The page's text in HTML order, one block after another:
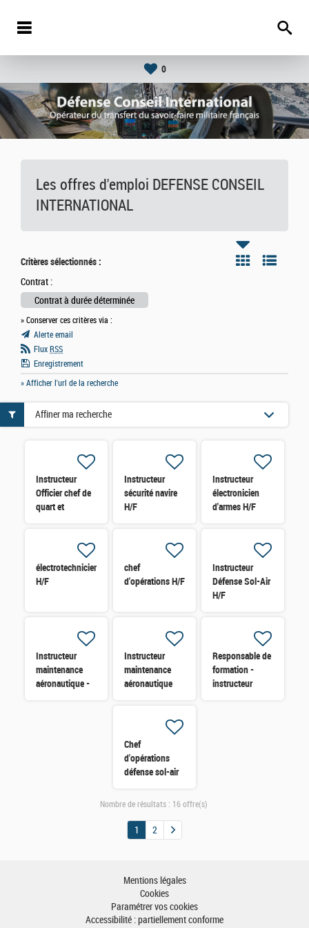
0
Les offres d'emploi DEFENSE CONSEIL
INTERNATIONAL
Critères sélectionnés :
Contrat :
Contrat à durée déterminée
» Conserver ces critères via :
Alerte email
Flux RSS
Enregistrement
» Afficher l'url de la recherche
Instructeur
Officier chef de
quart et
Instructeur
sécurité navire
H/F
Instructeur
électronicien
d'armes H/F
électrotechnicien
H/F
chef
d'opérations H/F
Instructeur
Défense Sol-Air
H/F
Instructeur
maintenance
aéronautique -
Instructeur
maintenance
aéronautique
Responsable de
formation -
instructeur
Chef
d'opérations
défense sol-air
Affiner ma recherche
Nombre de résultats : 16 offre(s)
1 2
Mentions légales
Cookies
Paramétrer vos cookies
Accessibilité : partiellement conforme